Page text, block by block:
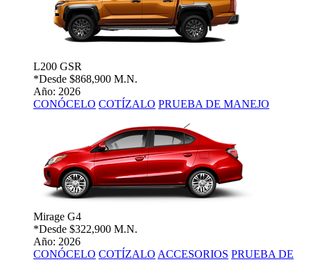
L200 GSR
*Desde $868,900 M.N.
Año: 2026
CONÓCELO COTÍZALO PRUEBA DE MANEJO
Mirage G4
*Desde $322,900 M.N.
Año: 2026
CONÓCELO COTÍZALO ACCESORIOS PRUEBA DE